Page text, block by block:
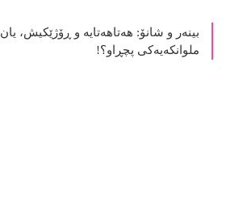
بینەر و شانۆ: هەتاھەتایە و ڕۆژێکیش، یان
ملوانکەیەکی پچڕاو؟!